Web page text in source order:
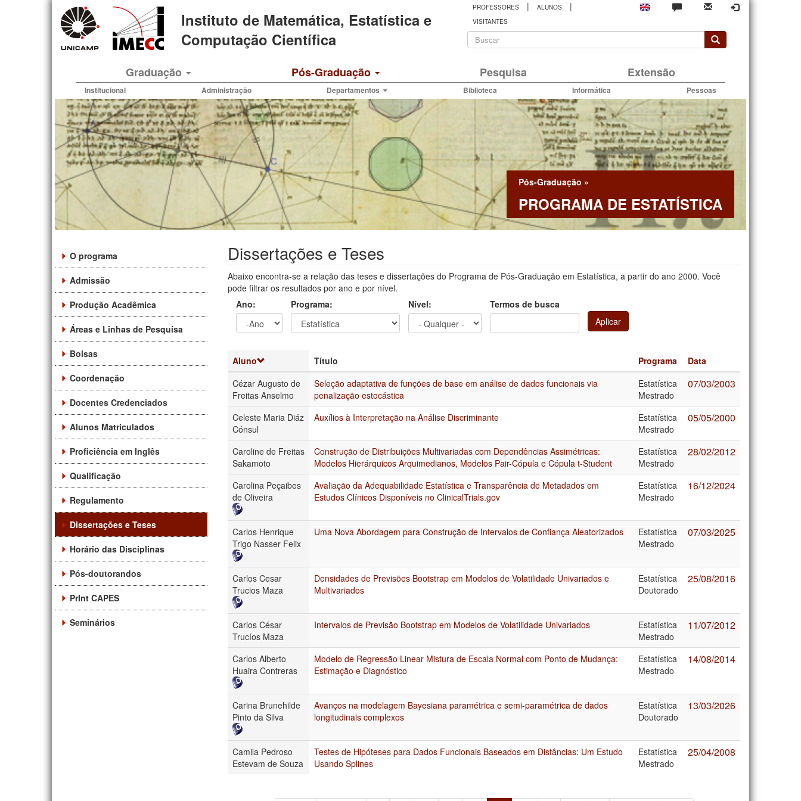
Instituto de Matemática, Estatística e
Computação Científica
PROFESSORES | ALUNOS |
VISITANTES
Formulário
busca
Graduação Pós-Graduação Pesquisa Extensão
Institucional Administração Departamentos Biblioteca Informática Pessoas
Pós-Graduação »
PROGRAMA DE ESTATÍSTICA
O programa
Admissão
Produção Acadêmica
Áreas e Linhas de Pesquisa
Bolsas
Coordenação
Docentes Credenciados
Alunos Matriculados
Proficiência em Inglês
Qualificação
Regulamento
Dissertações e Teses
Horário das Disciplinas
Pós-doutorandos
PrInt CAPES
Seminários
Dissertações e Teses
Abaixo encontra-se a relação das teses e dissertações do Programa de Pós-Graduação em Estatística, a partir do ano 2000. Você
pode filtrar os resultados por ano e por nível.
Ano:
Programa: Nível:
Termos de busca
Aplicar
Aluno Título Programa
Data
Cézar Augusto de
Freitas Anselmo
Seleção adaptativa de funções de base em análise de dados funcionais via
penalização estocástica
Estatística
Mestrado
07/03/2003
Celeste Maria Diáz
Cónsul
Auxílios à Interpretação na Análise Discriminante
Estatística
Mestrado
05/05/2000
Caroline de Freitas
Sakamoto
Construção de Distribuições Multivariadas com Dependências Assimétricas:
Modelos Hierárquicos Arquimedianos, Modelos Pair-Cópula e Cópula t-Student
Estatística
Mestrado
28/02/2012
Carolina Peçaibes
de Oliveira
Avaliação da Adequabilidade Estatística e Transparência de Metadados em
Estudos Clínicos Disponíveis no ClinicalTrials.gov
Estatística
Mestrado
16/12/2024
Carlos Henrique
Trigo Nasser Felix
Uma Nova Abordagem para Construção de Intervalos de Confiança Aleatorizados
Estatística
Mestrado
07/03/2025
Carlos Cesar
Trucios Maza
Densidades de Previsões Bootstrap em Modelos de Volatilidade Univariados e
Multivariados
Estatística
Doutorado
25/08/2016
Carlos César
Trucíos Maza
Intervalos de Previsão Bootstrap em Modelos de Volatilidade Univariados
Estatística
Mestrado
11/07/2012
Carlos Alberto
Huaira Contreras
Modelo de Regressão Linear Mistura de Escala Normal com Ponto de Mudança:
Estimação e Diagnóstico
Estatística
Mestrado
14/08/2014
Carina Brunehilde
Pinto da Silva
Avanços na modelagem Bayesiana paramétrica e semi-paramétrica de dados
longitudinais complexos
Estatística
Doutorado
13/03/2026
Camila Pedroso
Estevam de Souza
Testes de Hipóteses para Dados Funcionais Baseados em Distâncias: Um Estudo
Usando Splines
Estatística
Mestrado
25/04/2008